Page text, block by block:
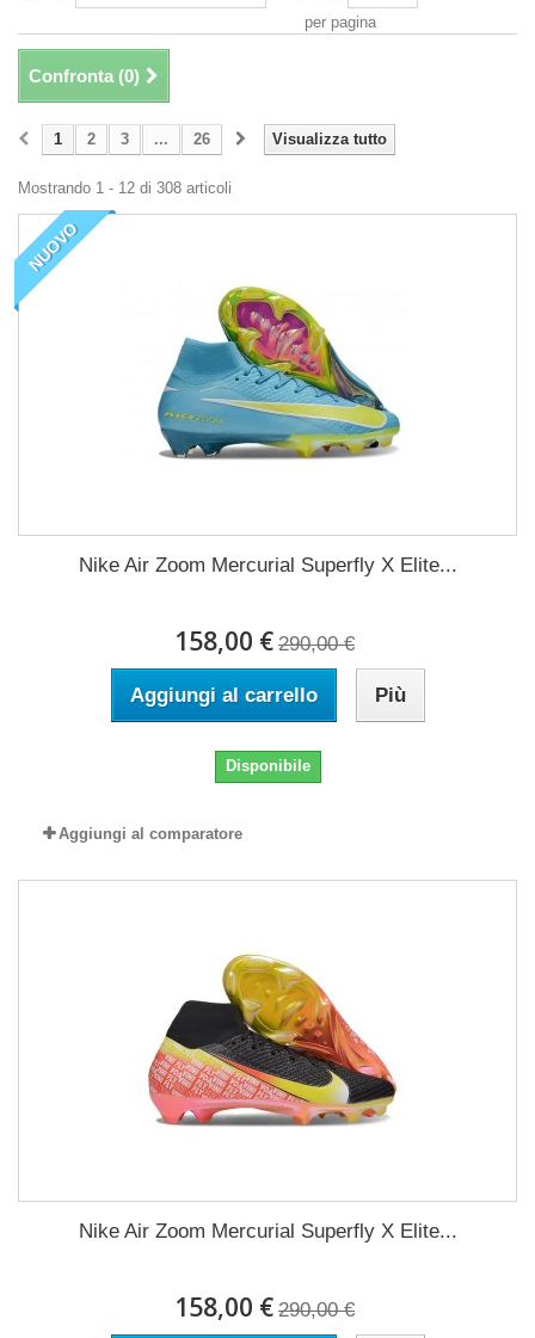
per pagina
Confronta (0)
Visualizza tutto
1 2 3 ... 26
Mostrando 1 - 12 di 308 articoli
NUOVO
Nike Air Zoom Mercurial Superfly X Elite...
158,00 € 290,00 €
Aggiungi al carrello Più
Disponibile
Aggiungi al comparatore
Nike Air Zoom Mercurial Superfly X Elite...
158,00 € 290,00 €